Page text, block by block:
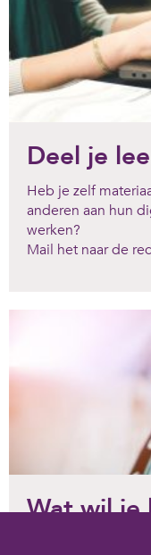
Deel je
Heb je zelf
anderen aan hun
werken?
Mail het naar de
Wat wil je